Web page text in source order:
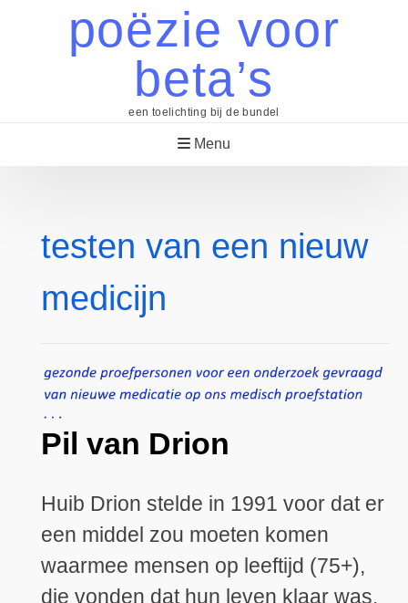
poëzie voor
beta’s
een toelichting bij de bundel
Menu
testen van een nieuw
medicijn
Pil van Drion
Huib Drion stelde in 1991 voor dat er
een middel zou moeten komen
waarmee mensen op leeftijd (75+),
die vonden dat hun leven klaar was,